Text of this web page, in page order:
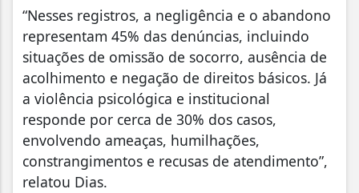
“Nesses registros, a negligência e o abandono
representam 45% das denúncias, incluindo
situações de omissão de socorro, ausência de
acolhimento e negação de direitos básicos. Já
a violência psicológica e institucional
responde por cerca de 30% dos casos,
envolvendo ameaças, humilhações,
constrangimentos e recusas de atendimento”,
relatou Dias.